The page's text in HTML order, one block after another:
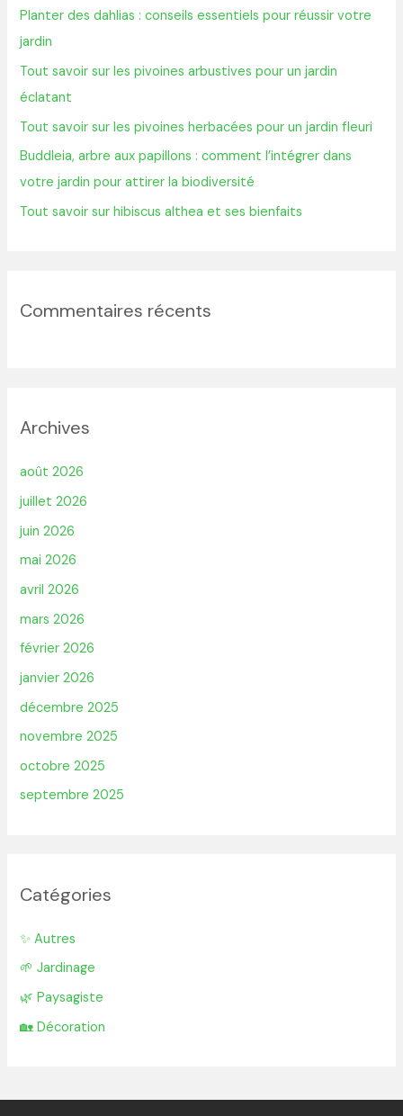
c
h
e
r
:
Planter des dahlias : conseils essentiels pour réussir votre
jardin
Tout savoir sur les pivoines arbustives pour un jardin
éclatant
Tout savoir sur les pivoines herbacées pour un jardin fleuri
Buddleia, arbre aux papillons : comment l’intégrer dans
votre jardin pour attirer la biodiversité
Tout savoir sur hibiscus althea et ses bienfaits
Commentaires récents
Archives
août 2026
juillet 2026
juin 2026
mai 2026
avril 2026
mars 2026
février 2026
janvier 2026
décembre 2025
novembre 2025
octobre 2025
septembre 2025
Catégories
✨ Autres
🌱 Jardinage
🌿 Paysagiste
🏡 Décoration